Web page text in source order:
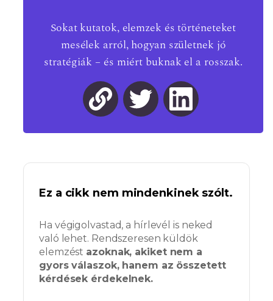
Sokat kutatok, elemzek és történeteket
mesélek arról, hogyan születnek jó
stratégiák – és miért buknak el a rosszak.
Ez a cikk nem mindenkinek szólt.
Ha végigolvastad, a hírlevél is neked
való lehet. Rendszeresen küldök
elemzést azoknak, akiket nem a
gyors válaszok, hanem az összetett
kérdések érdekelnek.